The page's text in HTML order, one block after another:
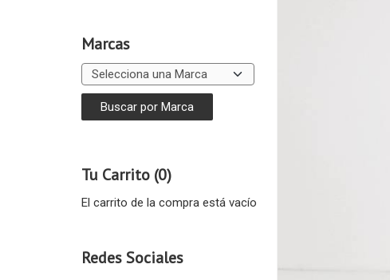
Marcas
Tu Carrito (0)
El carrito de la compra está vacío
Redes Sociales